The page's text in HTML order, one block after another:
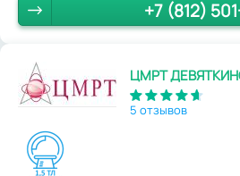
+7 (812)
ЦМРТ
5 отзывов